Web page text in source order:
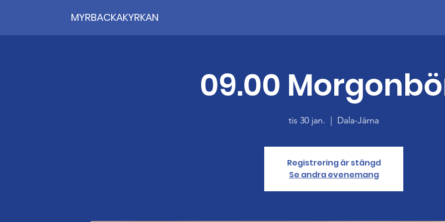
MYRBACKAKYRKAN
09.00
tis 30 jan. Dala-Järna
Registrering är stängd
Se andra evenemang